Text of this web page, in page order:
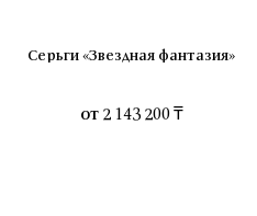
Серьги «Звездная фантазия»
от 2 143 200 ₸